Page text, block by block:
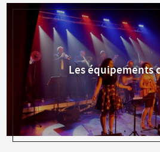
Les équipements